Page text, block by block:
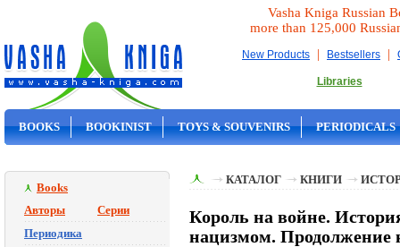
Vasha Kniga Russian
more than 125,000
New Products | Bestsellers |
Libraries
BOOKS BOOKINIST TOYS & SOUVENIRS PERIODICALS
Books
Авторы
Серии
Периодика
КАТАЛОГ КНИГИ
Король на войне.
нацизмом. Продолжение